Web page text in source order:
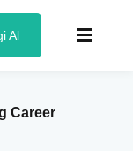
Al
Career